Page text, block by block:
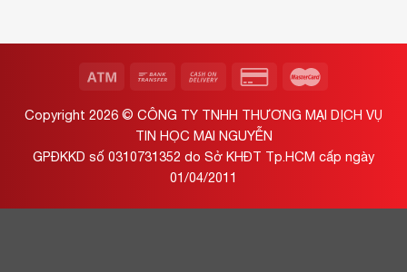
Copyright 2026 © CÔNG TY TNHH THƯƠNG MẠI DỊCH VỤ
TIN HỌC MAI NGUYỄN
GPĐKKD số 0310731352 do Sở KHĐT Tp.HCM cấp ngày
01/04/2011